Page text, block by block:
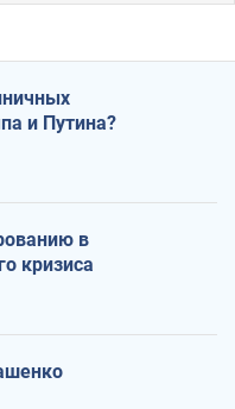
и Путина?
в
кризиса